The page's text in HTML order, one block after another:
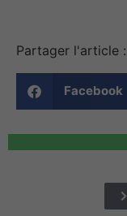
Partager l'article :
Facebook